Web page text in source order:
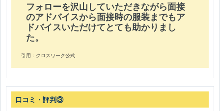
フォローを沢山していただきながら面接
のアドバイスから面接時の服装までもア
ドバイスいただけてとても助かりまし
た。
引用：クロスワーク公式
口コミ・評判③